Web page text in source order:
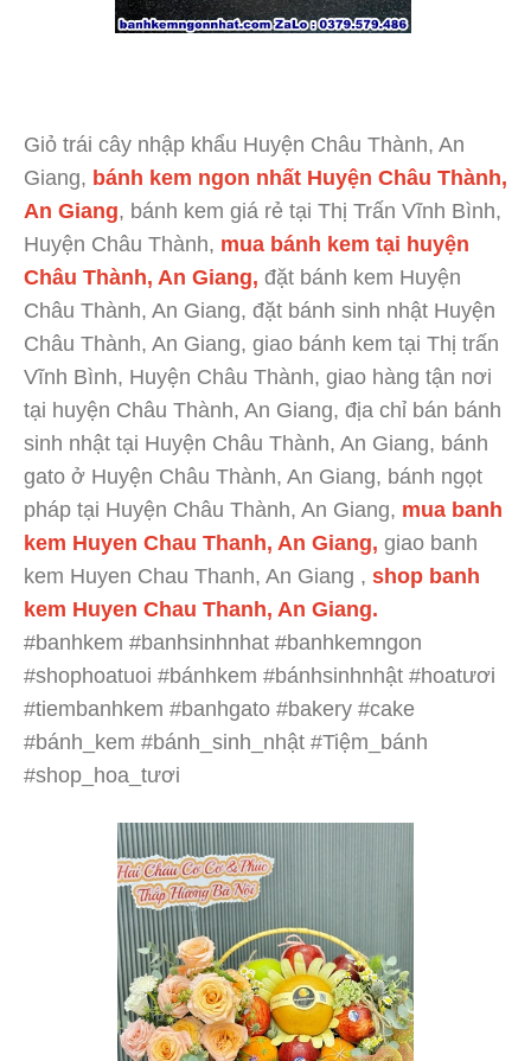
Giỏ trái cây nhập khẩu Huyện Châu Thành, An
Giang, bánh kem ngon nhất Huyện Châu Thành,
An Giang, bánh kem giá rẻ tại Thị Trấn Vĩnh Bình,
Huyện Châu Thành, mua bánh kem tại huyện
Châu Thành, An Giang, đặt bánh kem Huyện
Châu Thành, An Giang, đặt bánh sinh nhật Huyện
Châu Thành, An Giang, giao bánh kem tại Thị trấn
Vĩnh Bình, Huyện Châu Thành, giao hàng tận nơi
tại huyện Châu Thành, An Giang, địa chỉ bán bánh
sinh nhật tại Huyện Châu Thành, An Giang, bánh
gato ở Huyện Châu Thành, An Giang, bánh ngọt
pháp tại Huyện Châu Thành, An Giang, mua banh
kem Huyen Chau Thanh, An Giang, giao banh
kem Huyen Chau Thanh, An Giang , shop banh
kem Huyen Chau Thanh, An Giang.
#banhkem #banhsinhnhat #banhkemngon
#shophoatuoi #bánhkem #bánhsinhnhật #hoatươi
#tiembanhkem #banhgato #bakery #cake
#bánh_kem #bánh_sinh_nhật #Tiệm_bánh
#shop_hoa_tươi